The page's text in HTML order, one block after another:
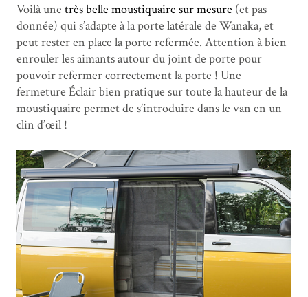
Voilà une très belle moustiquaire sur mesure (et pas
donnée) qui s’adapte à la porte latérale de Wanaka, et
peut rester en place la porte refermée. Attention à bien
enrouler les aimants autour du joint de porte pour
pouvoir refermer correctement la porte ! Une
fermeture Éclair bien pratique sur toute la hauteur de la
moustiquaire permet de s’introduire dans le van en un
clin d’œil !